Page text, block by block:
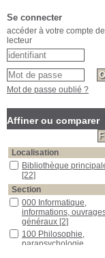
Se connecter
accéder à votre compte de
lecteur
Mot de passe oublié ?
Affiner ou comparer
Localisation
Bibliothèque
[22]
Section
000 Informatique,
informations,
généraux [2]
100 Philosophie,
parapsychologie,